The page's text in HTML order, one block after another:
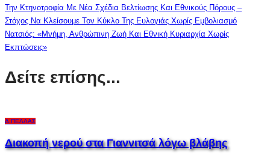
Την Κτηνοτροφία Με Νέα Σχέδια Βελτίωσης Και Εθνικούς Πόρους –
Στόχος Να Κλείσουμε Τον Κύκλο Της Ευλογιάς Χωρίς Εμβολιασμό
Νατσιός: «Μνήμη, Ανθρώπινη Ζωή Και Εθνική Κυριαρχία Χωρίς
Εκπτώσεις»
Δείτε επίσης...
Δ.ΠΈΛΛΑΣ
Διακοπή νερού στα Γιαννιτσά λόγω βλάβης